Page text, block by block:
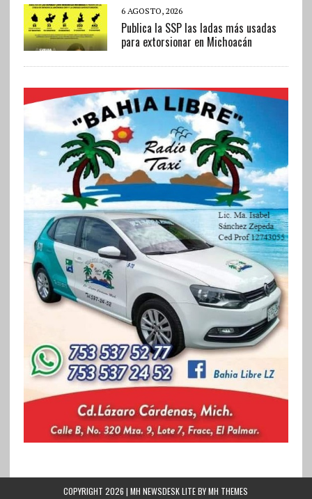
6 AGOSTO, 2026
Publica la SSP las ladas más usadas
para extorsionar en Michoacán
COPYRIGHT 2026 | MH NEWSDESK LITE BYMH THEMES